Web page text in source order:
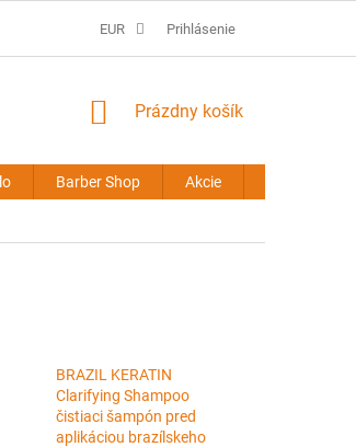
PREDLŽOVANIE VLASOV - OBCHODNÉ PODMIENKY
EUR Prihlásenie
NÁKUPNÝ
Prázdny košík
Barber Shop Akcie
BRAZIL KERATIN
Clarifying Shampoo
čistiaci šampón pred
aplikáciou brazílskeho